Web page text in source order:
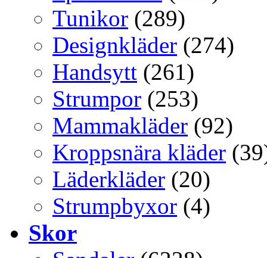
Tunikor (289)
Designkläder (274)
Handsytt (261)
Strumpor (253)
Mammakläder (92)
Kroppsnära kläder
Läderkläder (20)
Strumpbyxor (4)
Skor